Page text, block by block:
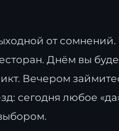
от сомнений.
Днём вы
Вечером
сегодня любое